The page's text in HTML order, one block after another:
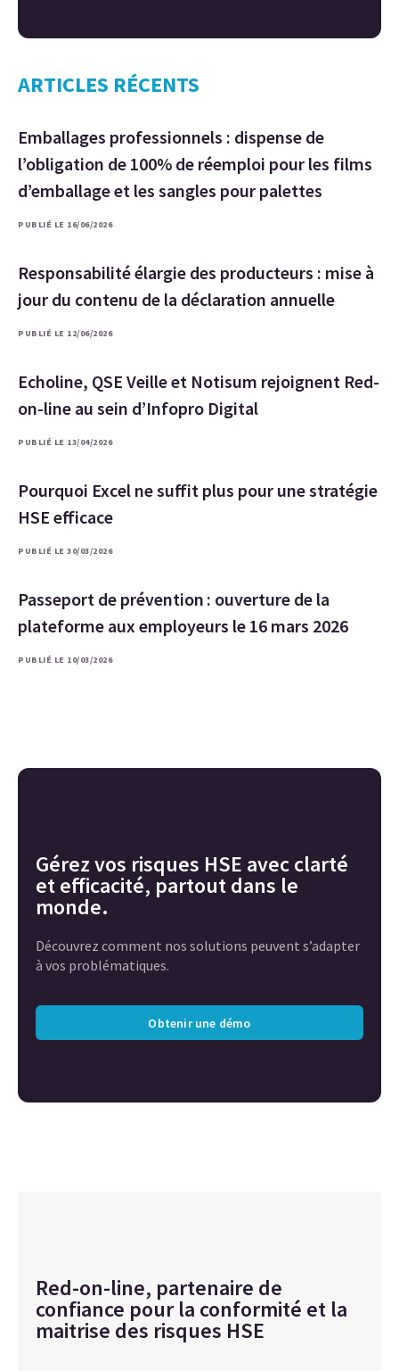
ARTICLES RÉCENTS
Emballages professionnels : dispense de
l’obligation de 100% de réemploi pour les films
d’emballage et les sangles pour palettes
PUBLIÉ LE 16/06/2026
Responsabilité élargie des producteurs : mise à
jour du contenu de la déclaration annuelle
PUBLIÉ LE 12/06/2026
Echoline, QSE Veille et Notisum rejoignent Red-
on-line au sein d’Infopro Digital
PUBLIÉ LE 13/04/2026
Pourquoi Excel ne suffit plus pour une stratégie
HSE efficace
PUBLIÉ LE 30/03/2026
Passeport de prévention : ouverture de la
plateforme aux employeurs le 16 mars 2026
PUBLIÉ LE 10/03/2026
Gérez vos risques HSE avec clarté
et efficacité, partout dans le
monde.
Découvrez comment nos solutions peuvent s’adapter
à vos problématiques.
Obtenir une démo
Red-on-line, partenaire de
confiance pour la conformité et la
maitrise des risques HSE